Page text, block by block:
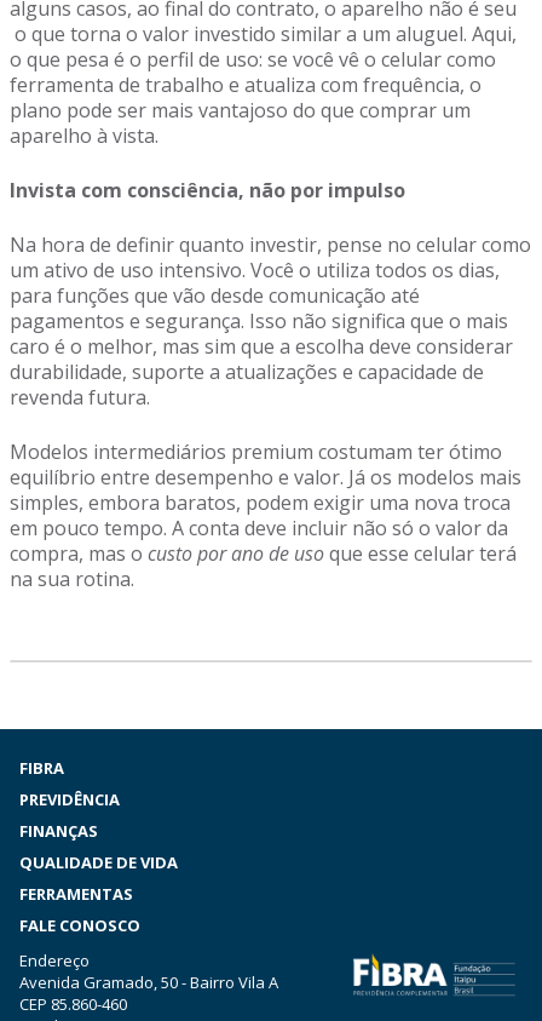
alguns casos, ao final do contrato, o aparelho não é seu
o que torna o valor investido similar a um aluguel. Aqui,
o que pesa é o perfil de uso: se você vê o celular como
ferramenta de trabalho e atualiza com frequência, o
plano pode ser mais vantajoso do que comprar um
aparelho à vista.
Invista com consciência, não por impulso
Na hora de definir quanto investir, pense no celular como
um ativo de uso intensivo. Você o utiliza todos os dias,
para funções que vão desde comunicação até
pagamentos e segurança. Isso não significa que o mais
caro é o melhor, mas sim que a escolha deve considerar
durabilidade, suporte a atualizações e capacidade de
revenda futura.
Modelos intermediários premium costumam ter ótimo
equilíbrio entre desempenho e valor. Já os modelos mais
simples, embora baratos, podem exigir uma nova troca
em pouco tempo. A conta deve incluir não só o valor da
compra, mas o custo por ano de usoque esse celular terá
na sua rotina.
FIBRA
PREVIDÊNCIA
FINANÇAS
QUALIDADE DE VIDA
FERRAMENTAS
FALE CONOSCO
Endereço
Avenida Gramado, 50 - Bairro Vila A
CEP 85.860-460